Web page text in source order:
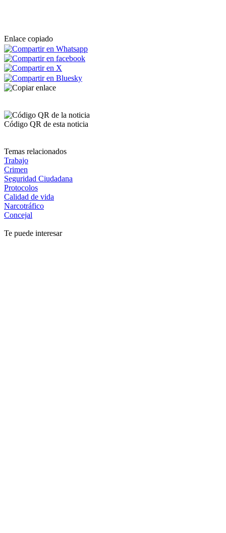
Enlace copiado
Código QR de esta noticia
Temas relacionados
Trabajo
Crimen
Seguridad Ciudadana
Protocolos
Calidad de vida
Narcotráfico
Concejal
Te puede interesar